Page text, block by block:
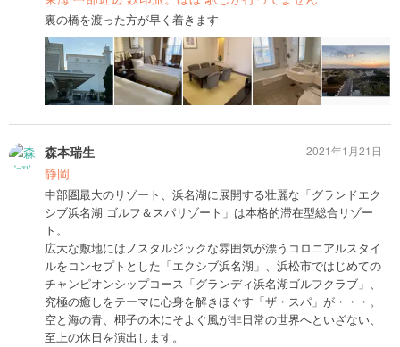
裏の橋を渡った方が早く着きます
森本瑞生
静岡
中部圏最大のリゾート、浜名湖に展開する壮麗な「グランドエク
シブ浜名湖 ゴルフ＆スパリゾート」は本格的滞在型総合リゾー
ト。
広大な敷地にはノスタルジックな雰囲気が漂うコロニアルスタイ
ルをコンセプトとした「エクシブ浜名湖」、浜松市ではじめての
チャンピオンシップコース「グランディ浜名湖ゴルフクラブ」、
究極の癒しをテーマに心身を解きほぐす「ザ・スパ」が・・・。
空と海の青、椰子の木にそよぐ風が非日常の世界へといざない、
至上の休日を演出します。
2021年1月21日